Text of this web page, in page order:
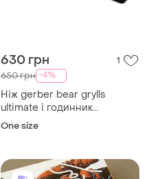
630 грн 1
650 грн -4%
Ніж gerber bear grylls
ultimate і годинник
swissarmy
One size